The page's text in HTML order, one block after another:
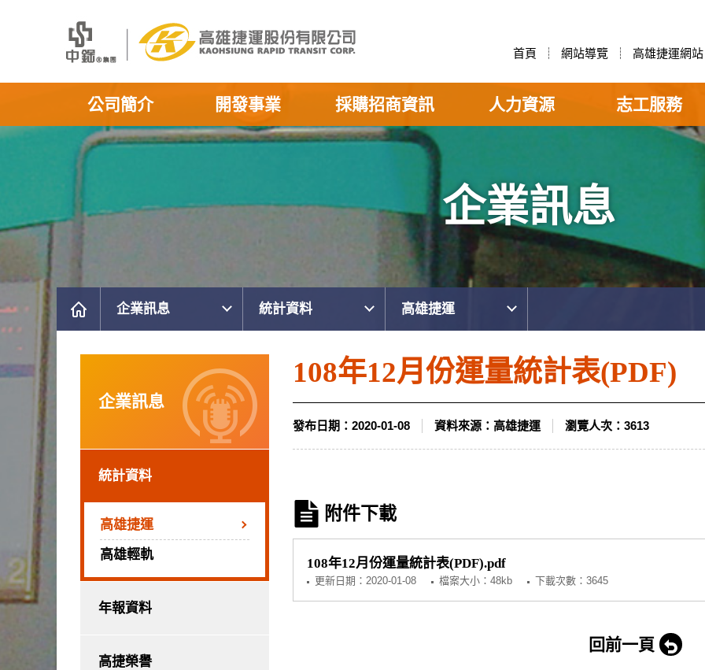
首頁 網站導覽 高雄捷運網站
公司簡介 開發事業 採購招商資訊 人力資源 志工服務
企業訊息
企業訊息 統計資料 高雄捷運
企業訊息
統計資料
高雄捷運
高雄輕軌
年報資料
高捷榮譽
108年12月份運量統計表(PDF)
發布日期： 2020-01-08 資料來源： 高雄捷運 瀏覽人次： 3613
附件下載
108年12月份運量統計表(PDF).pdf
更新日期： 2020-01-08 檔案大小：48kb 下載次數：3645
回前一頁